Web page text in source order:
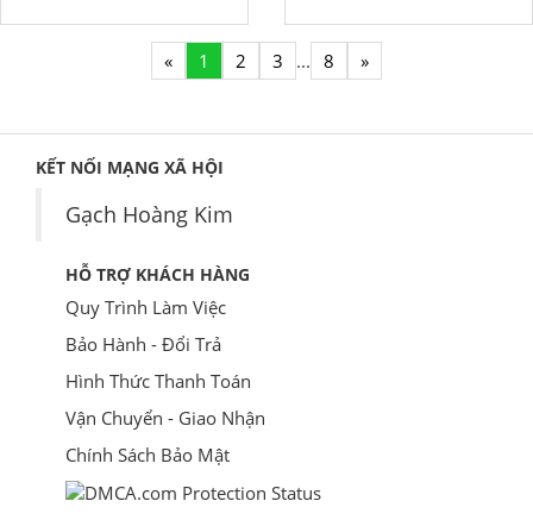
« 1 2 3 ... 8 »
KẾT NỐI MẠNG XÃ HỘI
Gạch Hoàng Kim
HỖ TRỢ KHÁCH HÀNG
Quy Trình Làm Việc
Bảo Hành - Đổi Trả
Hình Thức Thanh Toán
Vận Chuyển - Giao Nhận
Chính Sách Bảo Mật